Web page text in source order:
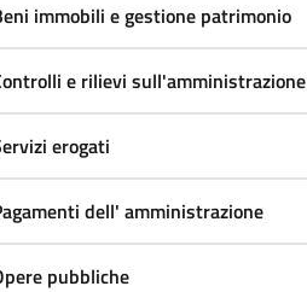
immobili e gestione patrimonio
e rilievi sull'amministrazione
erogati
dell' amministrazione
pubbliche